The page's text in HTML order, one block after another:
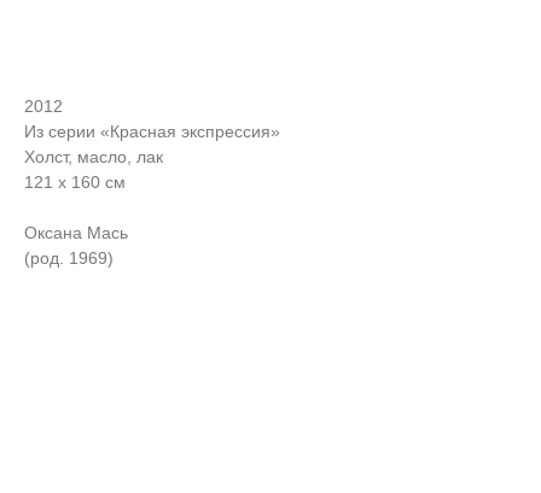
2012
Из серии «Красная экспрессия»
Холст, масло, лак
121 х 160 см
Оксана Мась
(род. 1969)